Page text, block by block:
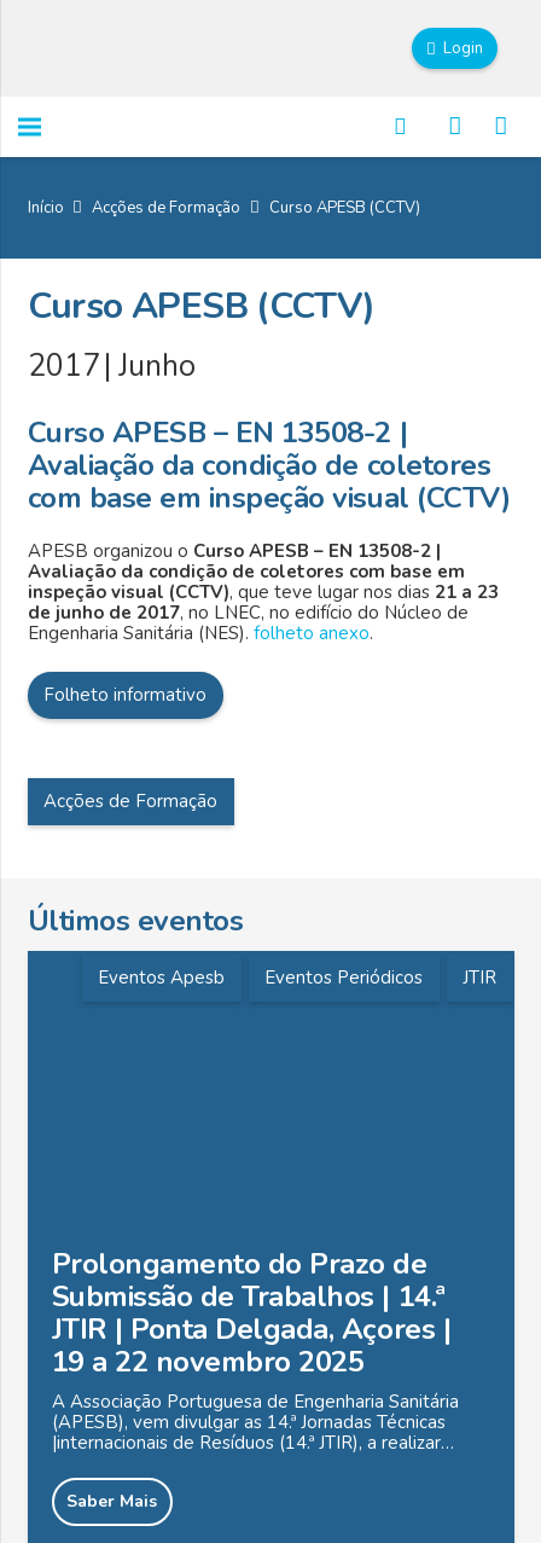
Login
Início Acções de Formação Curso APESB (CCTV)
Curso APESB (CCTV)
2017| Junho
Curso APESB – EN 13508-2 |
Avaliação da condição de coletores
com base em inspeção visual (CCTV)
APESB organizou o Curso APESB – EN 13508-2 |
Avaliação da condição de coletores com base em
inspeção visual (CCTV), que teve lugar nos dias 21 a 23
de junho de 2017, no LNEC, no edifício do Núcleo de
Engenharia Sanitária (NES). folheto anexo.
Folheto informativo
Acções de Formação
Últimos eventos
Eventos Apesb Eventos Periódicos JTIR
Prolongamento do Prazo de
Submissão de Trabalhos | 14.ª
JTIR | Ponta Delgada, Açores |
19 a 22 novembro 2025
A Associação Portuguesa de Engenharia Sanitária
(APESB), vem divulgar as 14.ª Jornadas Técnicas
|internacionais de Resíduos (14.ª JTIR), a realizar…
Saber Mais